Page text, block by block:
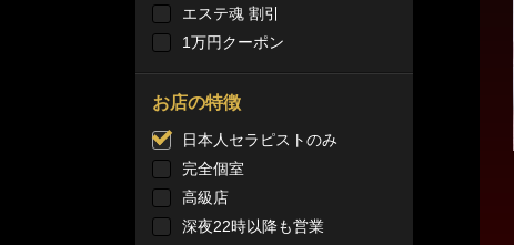
エステ魂 割引
1万円クーポン
お店の特徴
日本人セラピストのみ
完全個室
高級店
深夜22時以降も営業